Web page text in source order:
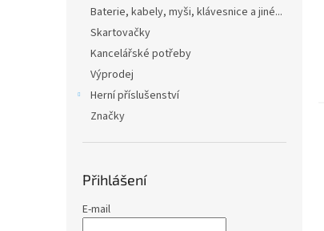
Baterie, kabely, myši, klávesnice a jiné...
Skartovačky
Kancelářské potřeby
Výprodej
Herní příslušenství
Značky
Přihlášení
E-mail